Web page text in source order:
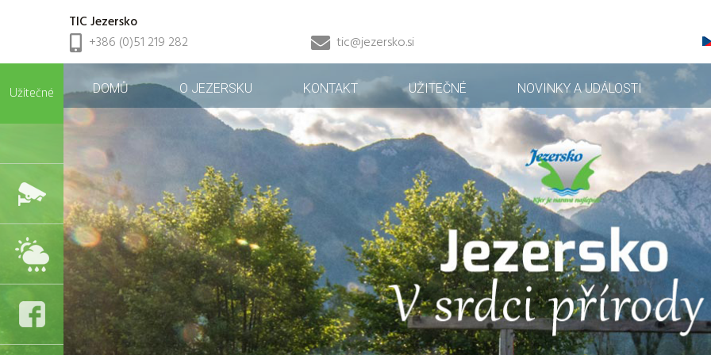
TIC Jezersko
+386 (0)51 219 282
tic@jezersko.si
Užitečné DOMŮ O JEZERSKU KONTAKT UŽITEČNÉ NOVINKY A UDÁLOSTI